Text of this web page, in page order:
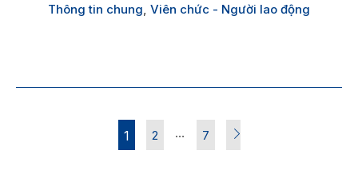
Thông tin chung Viên chức - Người lao động
1 2 … 7